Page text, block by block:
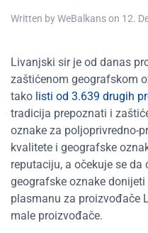
Written byWeBalkanson 12.
Livanjski sir je od danas
zaštićenom geografskom
tako listi od 3.639 drugih
tradicija prepoznati i
oznake za poljoprivredno-
kvalitete i geografske
reputaciju, a očekuje se
geografske oznake
plasmanu za proizvođače
male proizvođače.